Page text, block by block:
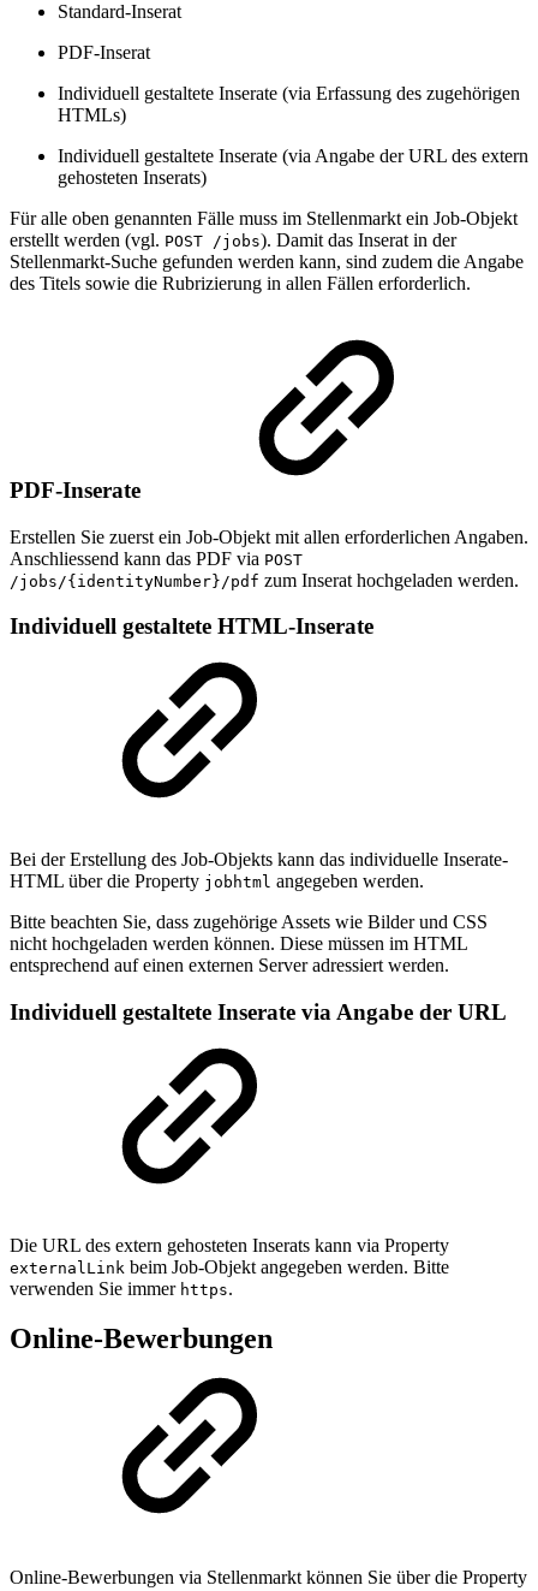
Standard-Inserat
PDF-Inserat
Individuell gestaltete Inserate (via Erfassung des zugehörigen
HTMLs)
Individuell gestaltete Inserate (via Angabe der URL des extern
gehosteten Inserats)
Für alle oben genannten Fälle muss im Stellenmarkt ein Job-Objekt
erstellt werden (vgl. POST /jobs). Damit das Inserat in der
Stellenmarkt-Suche gefunden werden kann, sind zudem die Angabe
des Titels sowie die Rubrizierung in allen Fällen erforderlich.
PDF-Inserate
Erstellen Sie zuerst ein Job-Objekt mit allen erforderlichen Angaben.
Anschliessend kann das PDF via POST
/jobs/{identityNumber}/pdf zum Inserat hochgeladen werden.
Individuell gestaltete HTML-Inserate
Bei der Erstellung des Job-Objekts kann das individuelle Inserate-
HTML über die Property jobhtml angegeben werden.
Bitte beachten Sie, dass zugehörige Assets wie Bilder und CSS
nicht hochgeladen werden können. Diese müssen im HTML
entsprechend auf einen externen Server adressiert werden.
Individuell gestaltete Inserate via Angabe der URL
Die URL des extern gehosteten Inserats kann via Property
externalLink beim Job-Objekt angegeben werden. Bitte
verwenden Sie immer https.
Online-Bewerbungen
Online-Bewerbungen via Stellenmarkt können Sie über die Property